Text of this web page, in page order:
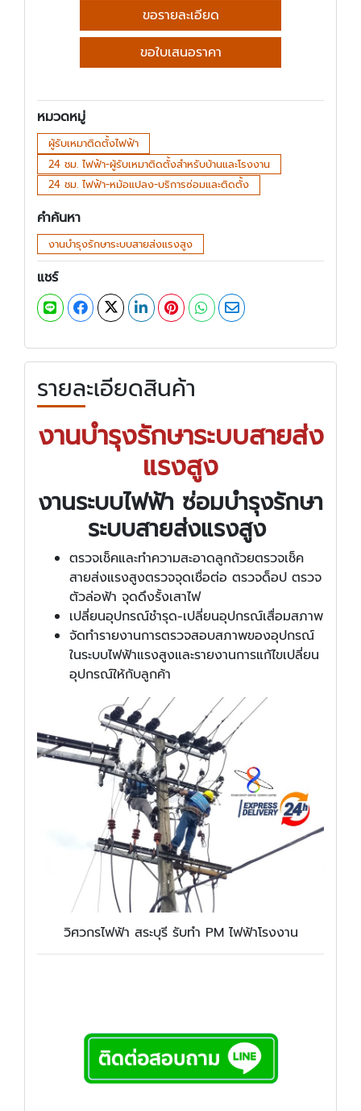
ขอรายละเอียด
ขอใบเสนอราคา
หมวดหมู่
ผู้รับเหมาติดตั้งไฟฟ้า
24 ชม. ไฟฟ้า-ผู้รับเหมาติดตั้งสำหรับบ้านและโรงงาน
24 ชม. ไฟฟ้า-หม้อแปลง-บริการซ่อมและติดตั้ง
คำค้นหา
งานบำรุงรักษาระบบสายส่งแรงสูง
แชร์
รายละเอียดสินค้า
งานบำรุงรักษาระบบสายส่ง
แรงสูง
งานระบบไฟฟ้า ซ่อมบำรุงรักษา
ระบบสายส่งแรงสูง
ตรวจเช็คและทำความสะอาดลูกถ้วยตรวจเช็ค
สายส่งแรงสูงตรวจจุดเชื่อต่อ ตรวจด็อป ตรวจ
ตัวล่อฟ้า จุดดึงรั้งเสาไฟ
เปลี่ยนอุปกรณ์ชำรุด-เปลี่ยนอุปกรณ์เสื่อมสภาพ
จัดทำรายงานการตรวจสอบสภาพของอุปกรณ์
ในระบบไฟฟ้าแรงสูงและรายงานการแก้ไขเปลี่ยน
อุปกรณ์ให้กับลูกค้า
วิศวกรไฟฟ้า สระบุรี รับทำ PM ไฟฟ้าโรงงาน